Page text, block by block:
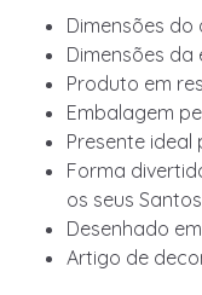
Dimensões do
Dimensões da
Produto em
Embalagem
Presente
Forma
os seus
Desenhado
Artigo de